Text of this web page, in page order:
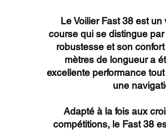
Le Voilier Fast 38 est
course qui se distingue
robustesse et son
mètres de longueur a
excellente performance
une
Adapté à la fois aux
compétitions, le Fast 38